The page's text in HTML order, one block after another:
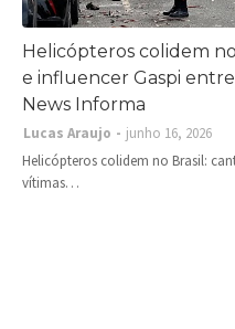
Helicópteros colidem
e influencer Gaspi entre
News Informa
Lucas Araujo
junho 16, 2026
Helicópteros colidem no Brasil:
vítimas…